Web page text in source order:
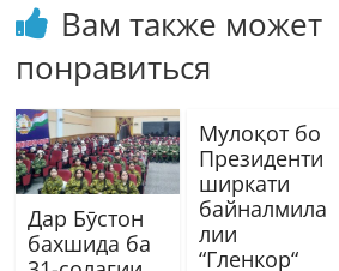
Вам также может
понравиться
Дар Бӯстон
бахшида ба
Мулоқот бо
Президенти
ширкати
байналмила
лии
“Гленкор“